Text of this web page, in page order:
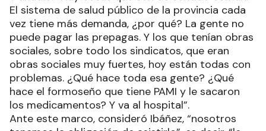
El sistema de salud público de la provincia cada
vez tiene más demanda, ¿por qué? La gente no
puede pagar las prepagas. Y los que tenían obras
sociales, sobre todo los sindicatos, que eran
obras sociales muy fuertes, hoy están todas con
problemas. ¿Qué hace toda esa gente? ¿Qué
hace el formoseño que tiene PAMI y le sacaron
los medicamentos? Y va al hospital”.
Ante este marco, consideró Ibáñez, “nosotros